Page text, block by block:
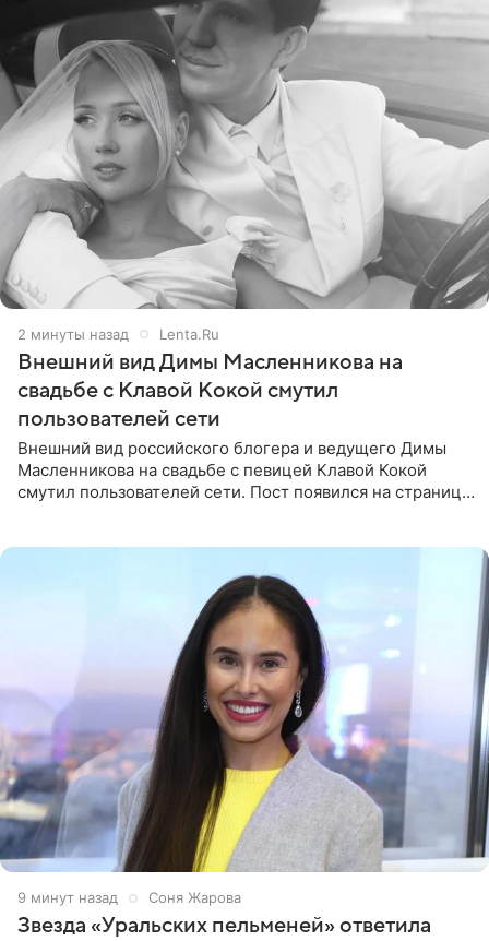
2 минуты назад Lenta.Ru
Внешний вид Димы Масленникова на
свадьбе с Клавой Кокой смутил
пользователей сети
Внешний вид российского блогера и ведущего Димы
Масленникова на свадьбе с певицей Клавой Кокой
смутил пользователей сети. Пост появился на странице
9 минут назад Соня Жарова
Звезда «Уральских пельменей» ответила